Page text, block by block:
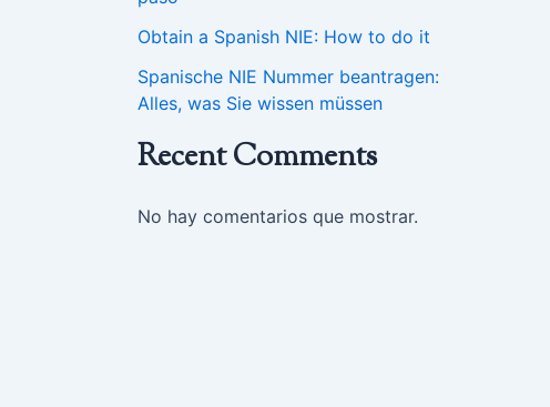
Obtain a Spanish NIE: How to do it
Spanische NIE Nummer beantragen:
Alles, was Sie wissen müssen
Recent Comments
No hay comentarios que mostrar.